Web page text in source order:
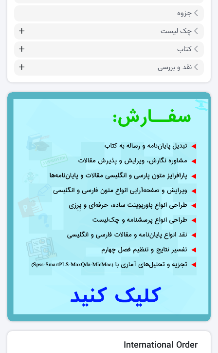
جزوه
چک لیست
کتاب
نقد و بررسی
International Order